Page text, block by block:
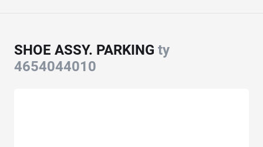
SHOE ASSY. PARKING ty
4654044010